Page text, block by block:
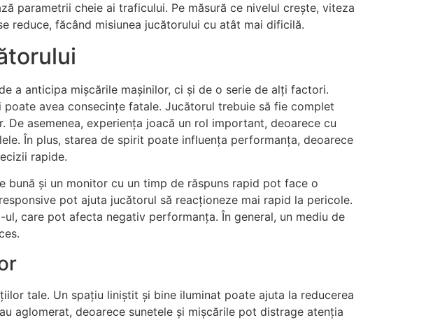
parametrii cheie ai traficului. Pe măsură ce nivelul crește, viteza
reduce, făcând misiunea jucătorului cu atât mai dificilă.
a anticipa mișcările mașinilor, ci și de o serie de alți factori.
avea consecințe fatale. Jucătorul trebuie să fie complet
asemenea, experiența joacă un rol important, deoarece cu
În plus, starea de spirit poate influența performanța, deoarece
rapide.
și un monitor cu un timp de răspuns rapid pot face o
pot ajuta jucătorul să reacționeze mai rapid la pericole.
care pot afecta negativ performanța. În general, un mediu de
tale. Un spațiu liniștit și bine iluminat poate ajuta la reducerea
aglomerat, deoarece sunetele și mișcările pot distrage atenția